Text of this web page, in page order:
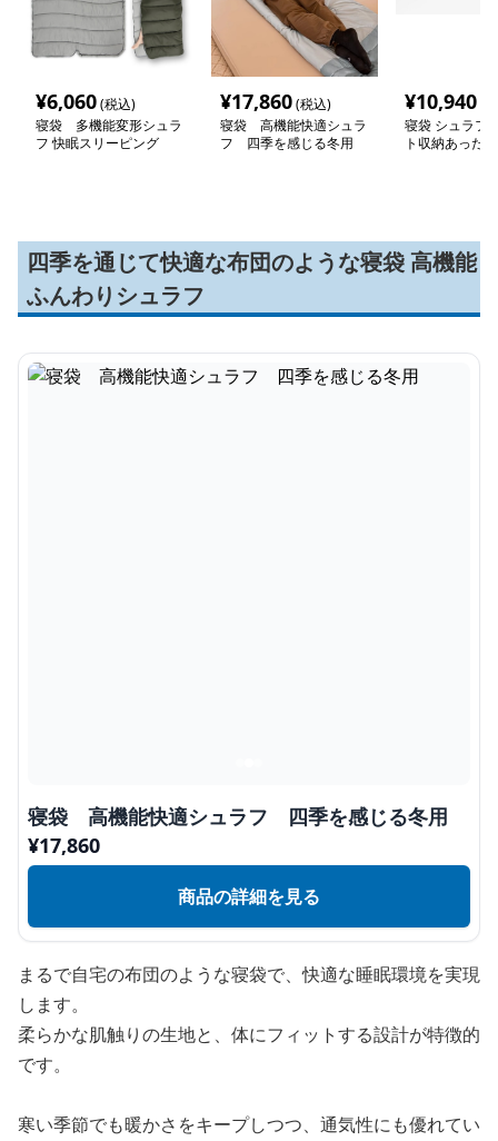
¥6,060(税込)
寝袋 多機能変形シュラ
フ 快眠スリーピング
¥17,860(税込)
寝袋 高機能快適シュラ
フ 四季を感じる冬用
¥10,940
寝袋 シュラフ
ト収納あった
四季を通じて快適な布団のような寝袋 高機能
ふんわりシュラフ
寝袋 高機能快適シュラフ 四季を感じる冬用
¥17,860
商品の詳細を見る
まるで自宅の布団のような寝袋で、快適な睡眠環境を実現
します。
柔らかな肌触りの生地と、体にフィットする設計が特徴的
です。
寒い季節でも暖かさをキープしつつ、通気性にも優れてい